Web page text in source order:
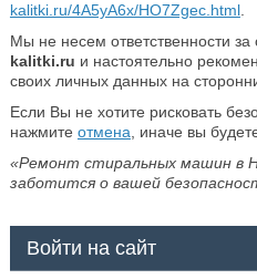
kalitki.ru/4A5yA6x/HO7Zgec.html.
Мы не несем ответственности
kalitki.ru и настоятельно
своих личных данных на
Если Вы не хотите рисковать
нажмите отмена , иначе вы
«Ремонт стиральных машин в
заботится о вашей
Войти на сайт